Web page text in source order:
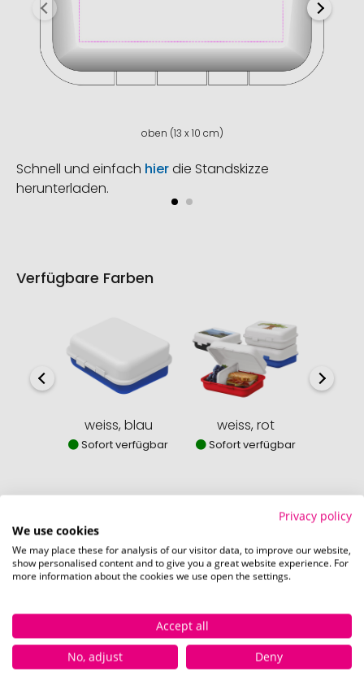
oben (13 x 10 cm)
Schnell und einfach hierdie Standskizze
herunterladen.
Verfügbare Farben
weiss, blau
Sofort verfügbar
weiss, rot
Sofort verfügbar
So einfach bestellen Sie Ihre Werbeartikel bei
Pinkcube
Privacy policy
We use cookies
We may place these for analysis of our visitor data, to improve our website,
show personalised content and to give you a great website experience. For
more information about the cookies we use open the settings.
Accept all
No, adjust
Deny